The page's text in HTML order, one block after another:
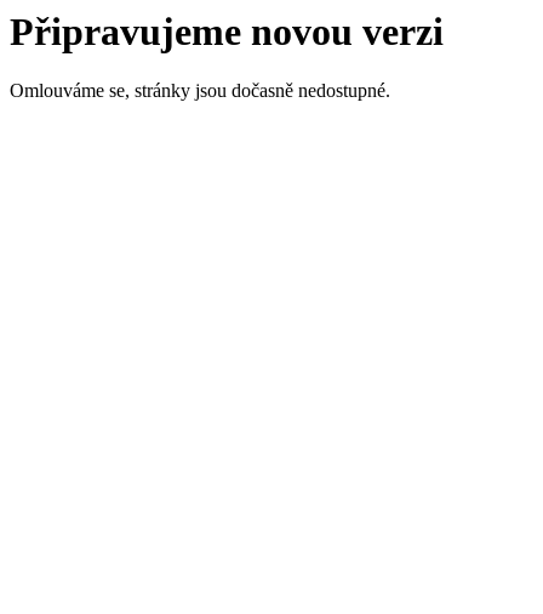
Připravujeme novou verzi
Omlouváme se, stránky jsou dočasně nedostupné.